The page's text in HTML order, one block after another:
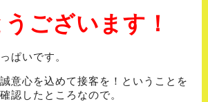
ございます！
ぱいです。
意心を込めて接客を！ということを
認したところなので。